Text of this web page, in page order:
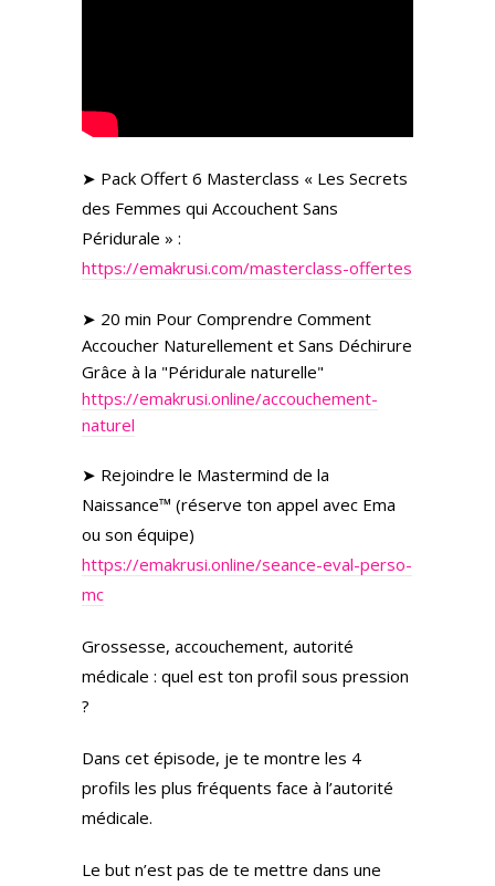
➤ Pack Offert 6 Masterclass « Les Secrets
des Femmes qui Accouchent Sans
Péridurale » :
https://emakrusi.com/masterclass-offertes
➤ 20 min Pour Comprendre Comment
Accoucher Naturellement et Sans Déchirure
Grâce à la "Péridurale naturelle"
https://emakrusi.online/accouchement-
naturel
➤ Rejoindre le Mastermind de la
Naissance™ (réserve ton appel avec Ema
ou son équipe)
https://emakrusi.online/seance-eval-perso-
mc
Grossesse, accouchement, autorité
médicale : quel est ton profil sous pression
?
Dans cet épisode, je te montre les 4
profils les plus fréquents face à l’autorité
médicale.
Le but n’est pas de te mettre dans une